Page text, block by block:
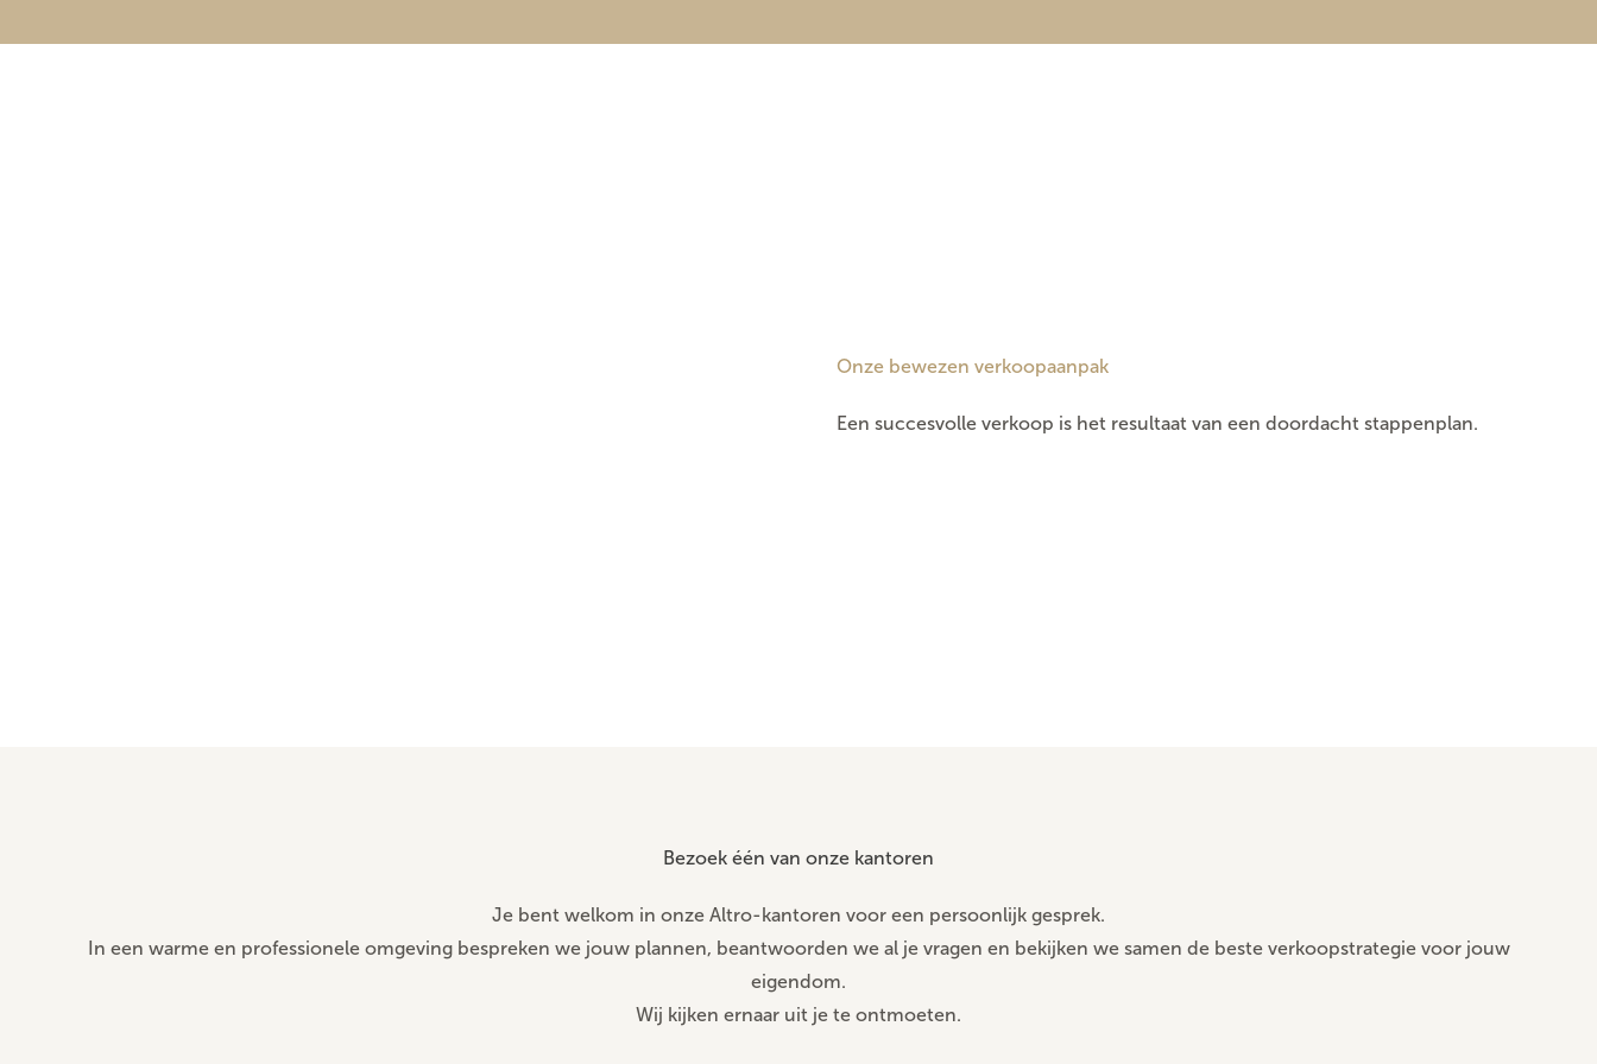
Onze bewezen verkoopaanpak
Een succesvolle verkoop is het resultaat van een doordacht stappenplan.
Bezoek één van onze kantoren
Je bent welkom in onze Altro-kantoren voor een persoonlijk gesprek.
In een warme en professionele omgeving bespreken we jouw plannen, beantwoorden we al je vragen en bekijken we samen de beste verkoopstrategie voor jouw
eigendom.
Wij kijken ernaar uit je te ontmoeten.